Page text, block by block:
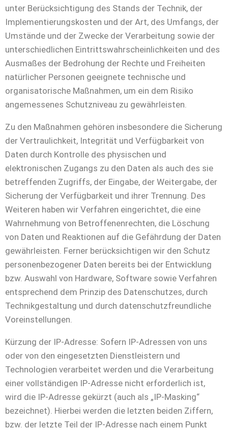
unter Berücksichtigung des Stands der Technik, der
Implementierungskosten und der Art, des Umfangs, der
Umstände und der Zwecke der Verarbeitung sowie der
unterschiedlichen Eintrittswahrscheinlichkeiten und des
Ausmaßes der Bedrohung der Rechte und Freiheiten
natürlicher Personen geeignete technische und
organisatorische Maßnahmen, um ein dem Risiko
angemessenes Schutzniveau zu gewährleisten.
Zu den Maßnahmen gehören insbesondere die Sicherung
der Vertraulichkeit, Integrität und Verfügbarkeit von
Daten durch Kontrolle des physischen und
elektronischen Zugangs zu den Daten als auch des sie
betreffenden Zugriffs, der Eingabe, der Weitergabe, der
Sicherung der Verfügbarkeit und ihrer Trennung. Des
Weiteren haben wir Verfahren eingerichtet, die eine
Wahrnehmung von Betroffenenrechten, die Löschung
von Daten und Reaktionen auf die Gefährdung der Daten
gewährleisten. Ferner berücksichtigen wir den Schutz
personenbezogener Daten bereits bei der Entwicklung
bzw. Auswahl von Hardware, Software sowie Verfahren
entsprechend dem Prinzip des Datenschutzes, durch
Technikgestaltung und durch datenschutzfreundliche
Voreinstellungen.
Kürzung der IP-Adresse: Sofern IP-Adressen von uns
oder von den eingesetzten Dienstleistern und
Technologien verarbeitet werden und die Verarbeitung
einer vollständigen IP-Adresse nicht erforderlich ist,
wird die IP-Adresse gekürzt (auch als „IP-Masking“
bezeichnet). Hierbei werden die letzten beiden Ziffern,
bzw. der letzte Teil der IP-Adresse nach einem Punkt